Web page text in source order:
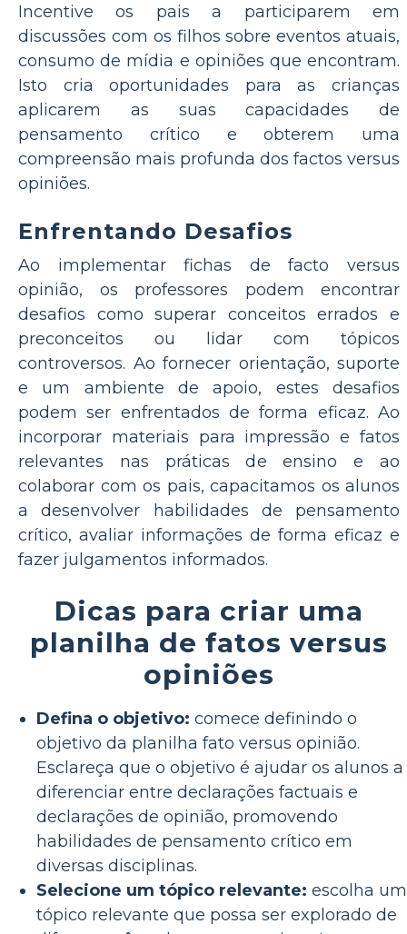
Incentive os pais a participarem em
discussões com os filhos sobre eventos atuais,
consumo de mídia e opiniões que encontram.
Isto cria oportunidades para as crianças
aplicarem as suas capacidades de
pensamento crítico e obterem uma
compreensão mais profunda dos factos versus
opiniões.
Enfrentando Desafios
Ao implementar fichas de facto versus
opinião, os professores podem encontrar
desafios como superar conceitos errados e
preconceitos ou lidar com tópicos
controversos. Ao fornecer orientação, suporte
e um ambiente de apoio, estes desafios
podem ser enfrentados de forma eficaz. Ao
incorporar materiais para impressão e fatos
relevantes nas práticas de ensino e ao
colaborar com os pais, capacitamos os alunos
a desenvolver habilidades de pensamento
crítico, avaliar informações de forma eficaz e
fazer julgamentos informados.
Dicas para criar uma
planilha de fatos versus
opiniões
Defina o objetivo: comece definindo o
objetivo da planilha fato versus opinião.
Esclareça que o objetivo é ajudar os alunos a
diferenciar entre declarações factuais e
declarações de opinião, promovendo
habilidades de pensamento crítico em
diversas disciplinas.
Selecione um tópico relevante: escolha um
tópico relevante que possa ser explorado de